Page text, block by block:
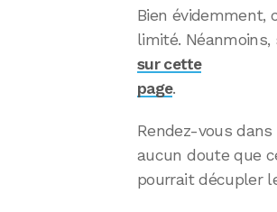
Bien évidemment,
limité. Néanmoins,
sur cette
page.
Rendez-vous
aucun doute que
pourrait décupler